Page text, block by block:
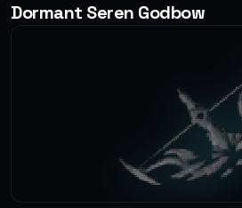
Dormant Seren Godbow